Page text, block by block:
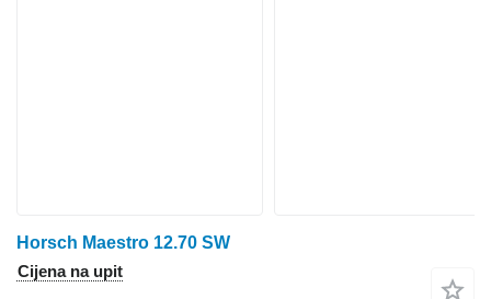
Horsch Maestro 12.70 SW
Cijena na upit